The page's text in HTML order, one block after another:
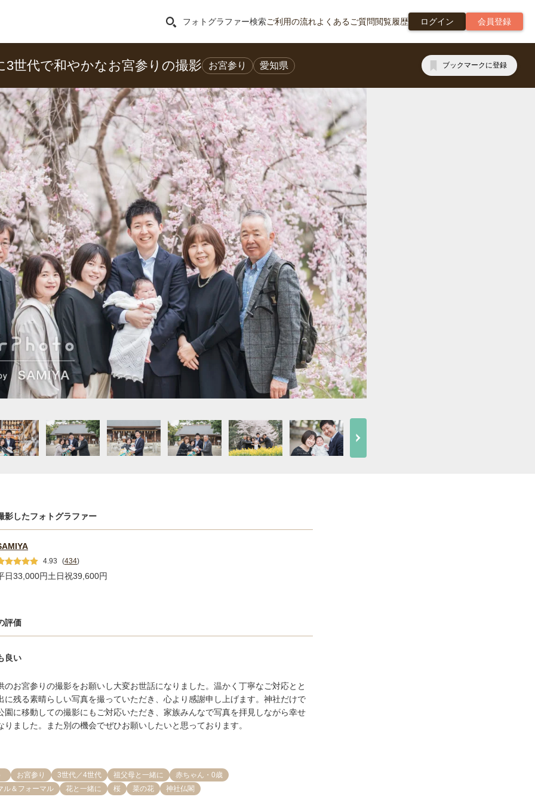
フォトグラファー検索ご利用の流れよくあるご質問閲覧履歴 ログイン 会員登録
世代で和やかなお宮参りの撮影 お宮参り 愛知県 ブックマークに登録
影したフォトグラファー
4.93 (434)
日33,000円土日祝39,600円
評価
良い
のお宮参りの撮影をお願いし大変お世話になりました。温かく丁寧なご対応とと
に残る素晴らしい写真を撮っていただき、心より感謝申し上げます。神社だけで
園に移動しての撮影にもご対応いただき、家族みんなで写真を拝見しながら幸せ
りました。また別の機会でぜひお願いしたいと思っております。
お宮参り 3世代／4世代 祖父母と一緒に
赤ちゃん・0歳
ル＆フォーマル
花と一緒に 桜 菜の花 神社仏閣